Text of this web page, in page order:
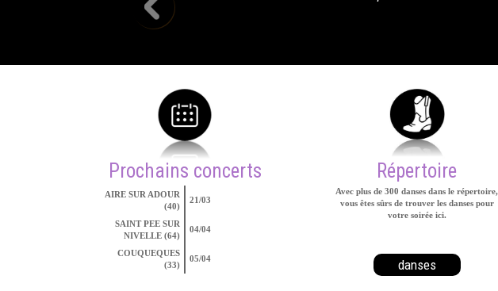
Prochains concerts
AIRE SUR ADOUR
(40)
21/03
SAINT PEE SUR
NIVELLE (64)
04/04
COUQUEQUES
(33)
05/04
Répertoire
Avec plus de 300 danses dans le répertoire,
vous êtes sûrs de trouver les danses pour
votre soirée ici.
danses